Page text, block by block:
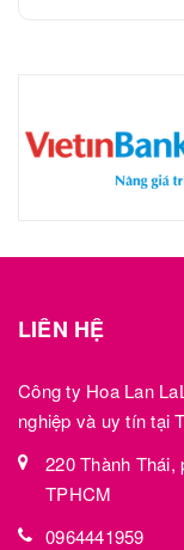
LIÊN HỆ
Công ty Hoa Lan
nghiệp và uy tín tại
220 Thành Thái,
TPHCM
0964441959